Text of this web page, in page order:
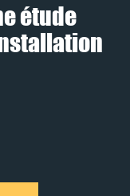
étude